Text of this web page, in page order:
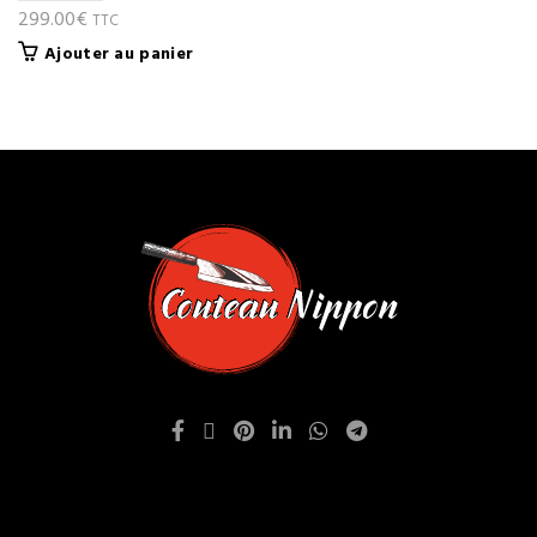
299.00€ TTC
Ajouter au panier